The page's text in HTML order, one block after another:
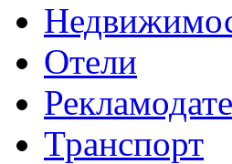
Отели
Транспорт